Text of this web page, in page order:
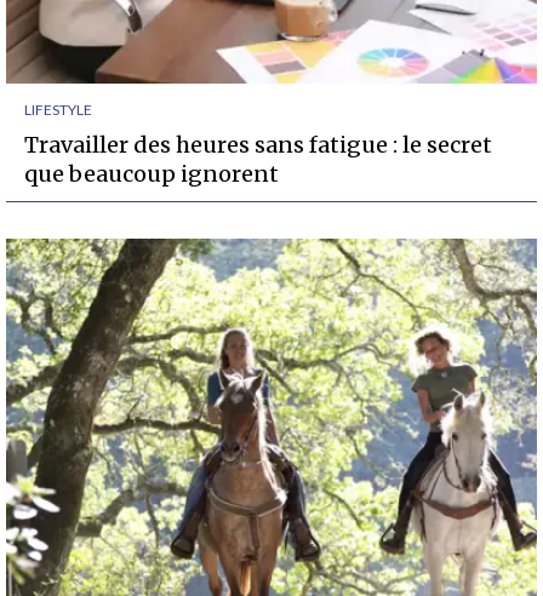
LIFESTYLE
Travailler des heures sans fatigue : le secret
que beaucoup ignorent